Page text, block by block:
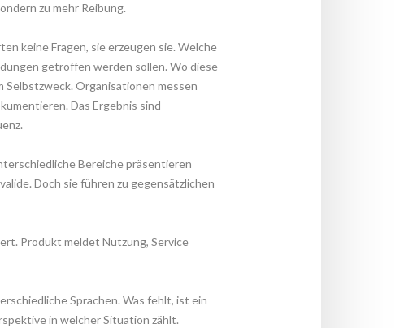
zu mehr Reibung.
keine Fragen, sie erzeugen sie. Welche
getroffen werden sollen. Wo diese
Selbstzweck. Organisationen messen
Das Ergebnis sind
Bereiche präsentieren
Doch sie führen zu gegensätzlichen
Produkt meldet Nutzung, Service
Sprachen. Was fehlt, ist ein
in welcher Situation zählt.